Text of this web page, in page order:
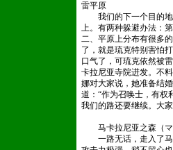
雷平原
我们的下一个目的地
上。有两种躲避办法：
二、平原上分布有很多
了，就是琉克特别害怕
口气了，可琉克依然被
卡拉尼亚寺院进发。不
娜对大家说，她准备结
道：“作为召唤士，有
我们的路还要继续。大
马卡拉尼亚之森（マ
一路无话，走入了马